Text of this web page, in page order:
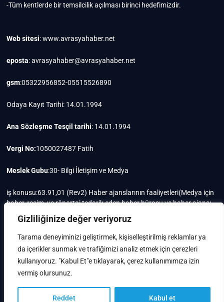
Gizliliğinize değer veriyoruz
Tarama deneyiminizi geliştirmek, kişiselleştirilmiş reklamlar ya
da içerikler sunmak ve trafiğimizi analiz etmek için çerezleri
kullanıyoruz. "Kabul Et"e tıklayarak, çerez kullanımımıza izin
vermiş olursunuz.
Reddet Kabul et
-Tüm kentlerde bir temsilcilik açılması birinci hedefimizdir.
Web sitesi: www.avrasyahaber.net
eposta: avrasyahaber@avrasyahaber.net
gsm:05322956852-05515526890
Odaya Kayıt Tarihi: 14.01.1994
Ana Sözleşme Tesçil tarihi: 14.01.1994
Vergi No:1050027487 Fatih
Meslek Gubu:30- Bilgi İletişim ve Medya
iş konusu:63.91,01 (Rev2) Haber ajanslarının faaliyetleri(Medya için
haber, resim, ve röportaj tedarik eden haber bürosu ve haber ajansı
faaliyetleri)iştigal konusu ile ilgili olarak fotoğrafçılık, filimcilik,
yayıncılık, prodöktörlük, reklamcılık işleri ile Ana sözleşmede yazılı
olan diğer işleri yapar.
Mersis No: 0105002748700015
| Designed by: WordPress| © Copyright All right